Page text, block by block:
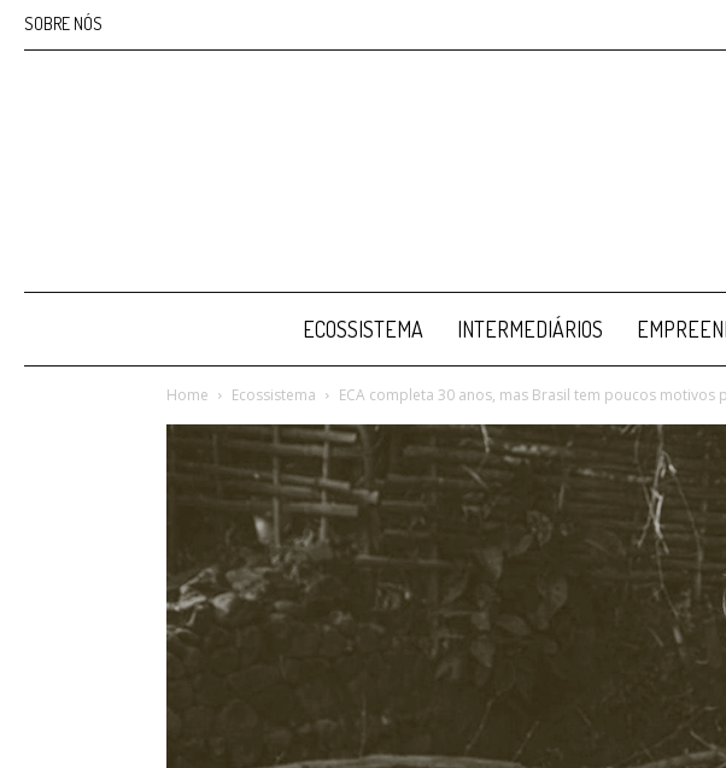
SOBRE NÓS
ECOSSISTEMA INTERMEDIÁRIOS
Home Ecossistema ECA completa 30 anos, mas Brasil tem poucos motivos